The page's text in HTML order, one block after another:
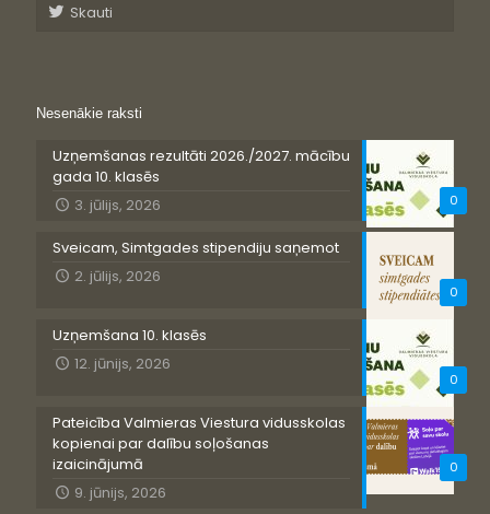
Skauti
Nesenākie raksti
0
Uzņemšanas rezultāti 2026./2027. mācību
gada 10. klasēs
3. jūlijs, 2026
0
Sveicam, Simtgades stipendiju saņemot
2. jūlijs, 2026
0
Uzņemšana 10. klasēs
12. jūnijs, 2026
0
Pateicība Valmieras Viestura vidusskolas
kopienai par dalību soļošanas
izaicinājumā
9. jūnijs, 2026